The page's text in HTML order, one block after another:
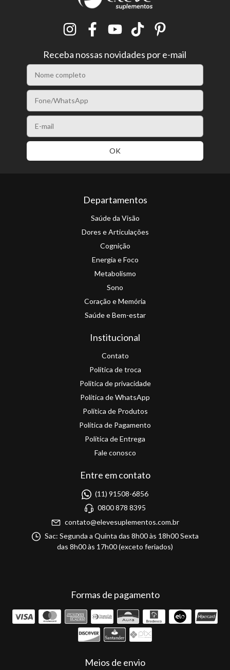
Receba nossas novidades por e-mail
Departamentos
Saúde da Visão
Dores e Articulações
Cognição
Energia e Foco
Metabolismo
Sono
Coração e Memória
Saúde e Bem-estar
Institucional
Contato
Política de troca
Politica de privacidade
Política de WhatsApp
Política de Produtos
Política de Pagamento
Política de Entrega
Fale conosco
Entre em contato
(11) 91508-6856
0800 878 8395
contato@elevesuplementos.com.br
Sac: Segunda a Quinta das 8h00 às 18h00 Sexta
das 8h00 às 17h00 (exceto feriados)
Formas de pagamento
Meios de envio